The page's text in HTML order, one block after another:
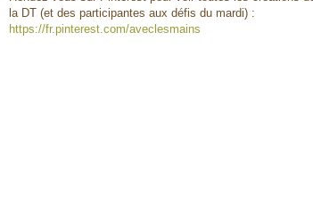
la DT (et des participantes aux défis du mardi) :
https://fr.pinterest.com/aveclesmains